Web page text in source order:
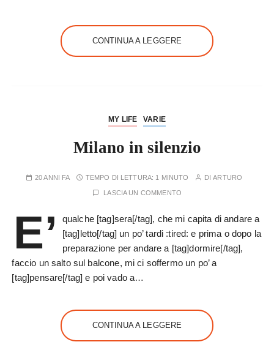
CONTINUA A LEGGERE
MY LIFE VARIE
Milano in silenzio
20 ANNI FA TEMPO DI LETTURA: 1 MINUTO DIARTURO
LASCIA UN COMMENTO
E’
qualche [tag]sera[/tag], che mi capita di andare a
[tag]letto[/tag] un po’ tardi :tired: e prima o dopo la
preparazione per andare a [tag]dormire[/tag],
faccio un salto sul balcone, mi ci soffermo un po’ a
[tag]pensare[/tag] e poi vado a…
CONTINUA A LEGGERE